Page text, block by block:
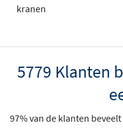
kranen
5779 Klanten
97% van de klanten